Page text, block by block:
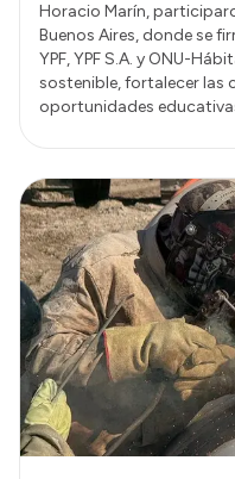
Horacio Marín,
Buenos Aires, donde se
YPF, YPF S.A. y ONU-
sostenible, fortalecer las
oportunidades